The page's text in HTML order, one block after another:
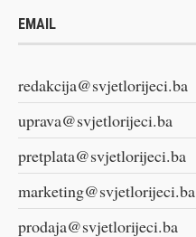
EMAIL
redakcija@svjetlorijeci.ba
uprava@svjetlorijeci.ba
pretplata@svjetlorijeci.ba
marketing@svjetlorijeci.ba
prodaja@svjetlorijeci.ba